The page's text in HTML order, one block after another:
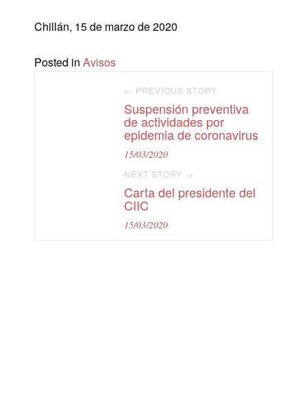
Chillán, 15 de marzo de 2020
Posted in Avisos
← PREVIOUS STORY
Suspensión preventiva
de actividades por
epidemia de coronavirus
15/03/2020
NEXT STORY →
Carta del presidente del
CIIC
15/03/2020